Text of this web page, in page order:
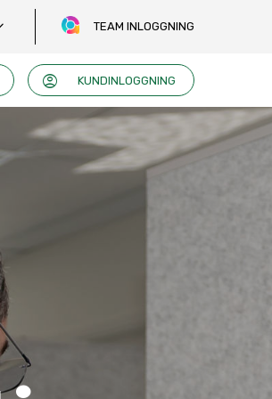
TEAM INLOGGNING
account_circle KUNDINLOGGNING